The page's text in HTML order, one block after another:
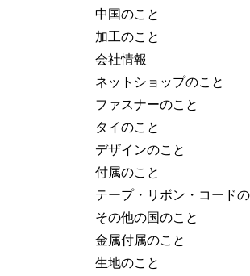
中国のこと
加工のこと
会社情報
ネットショップのこと
ファスナーのこと
タイのこと
デザインのこと
付属のこと
テープ・リボン・コード
その他の国のこと
金属付属のこと
生地のこと